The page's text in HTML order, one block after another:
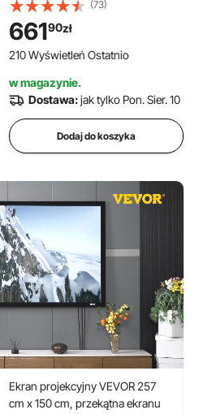
automatyczny ekran filmowy,
przenośny, zwijany ekran do
kina domowego i biura
(73)
66190zł
210 Wyświetleń Ostatnio
w magazynie.
Dostawa:jak tylko Pon. Sier. 10
Dodaj do koszyka
Ekran projekcyjny VEVOR 257
cm x 150 cm, przekątna ekranu